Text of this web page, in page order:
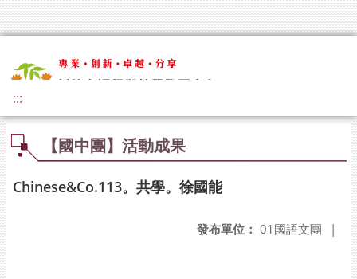
:::
【國中團】活動成果
Chinese&Co.113。共學。徐國能
發布單位： 01國語文團 |